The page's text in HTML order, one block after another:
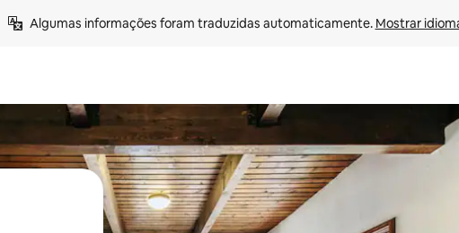
Algumas informações foram traduzidas automaticamente. Mostrar